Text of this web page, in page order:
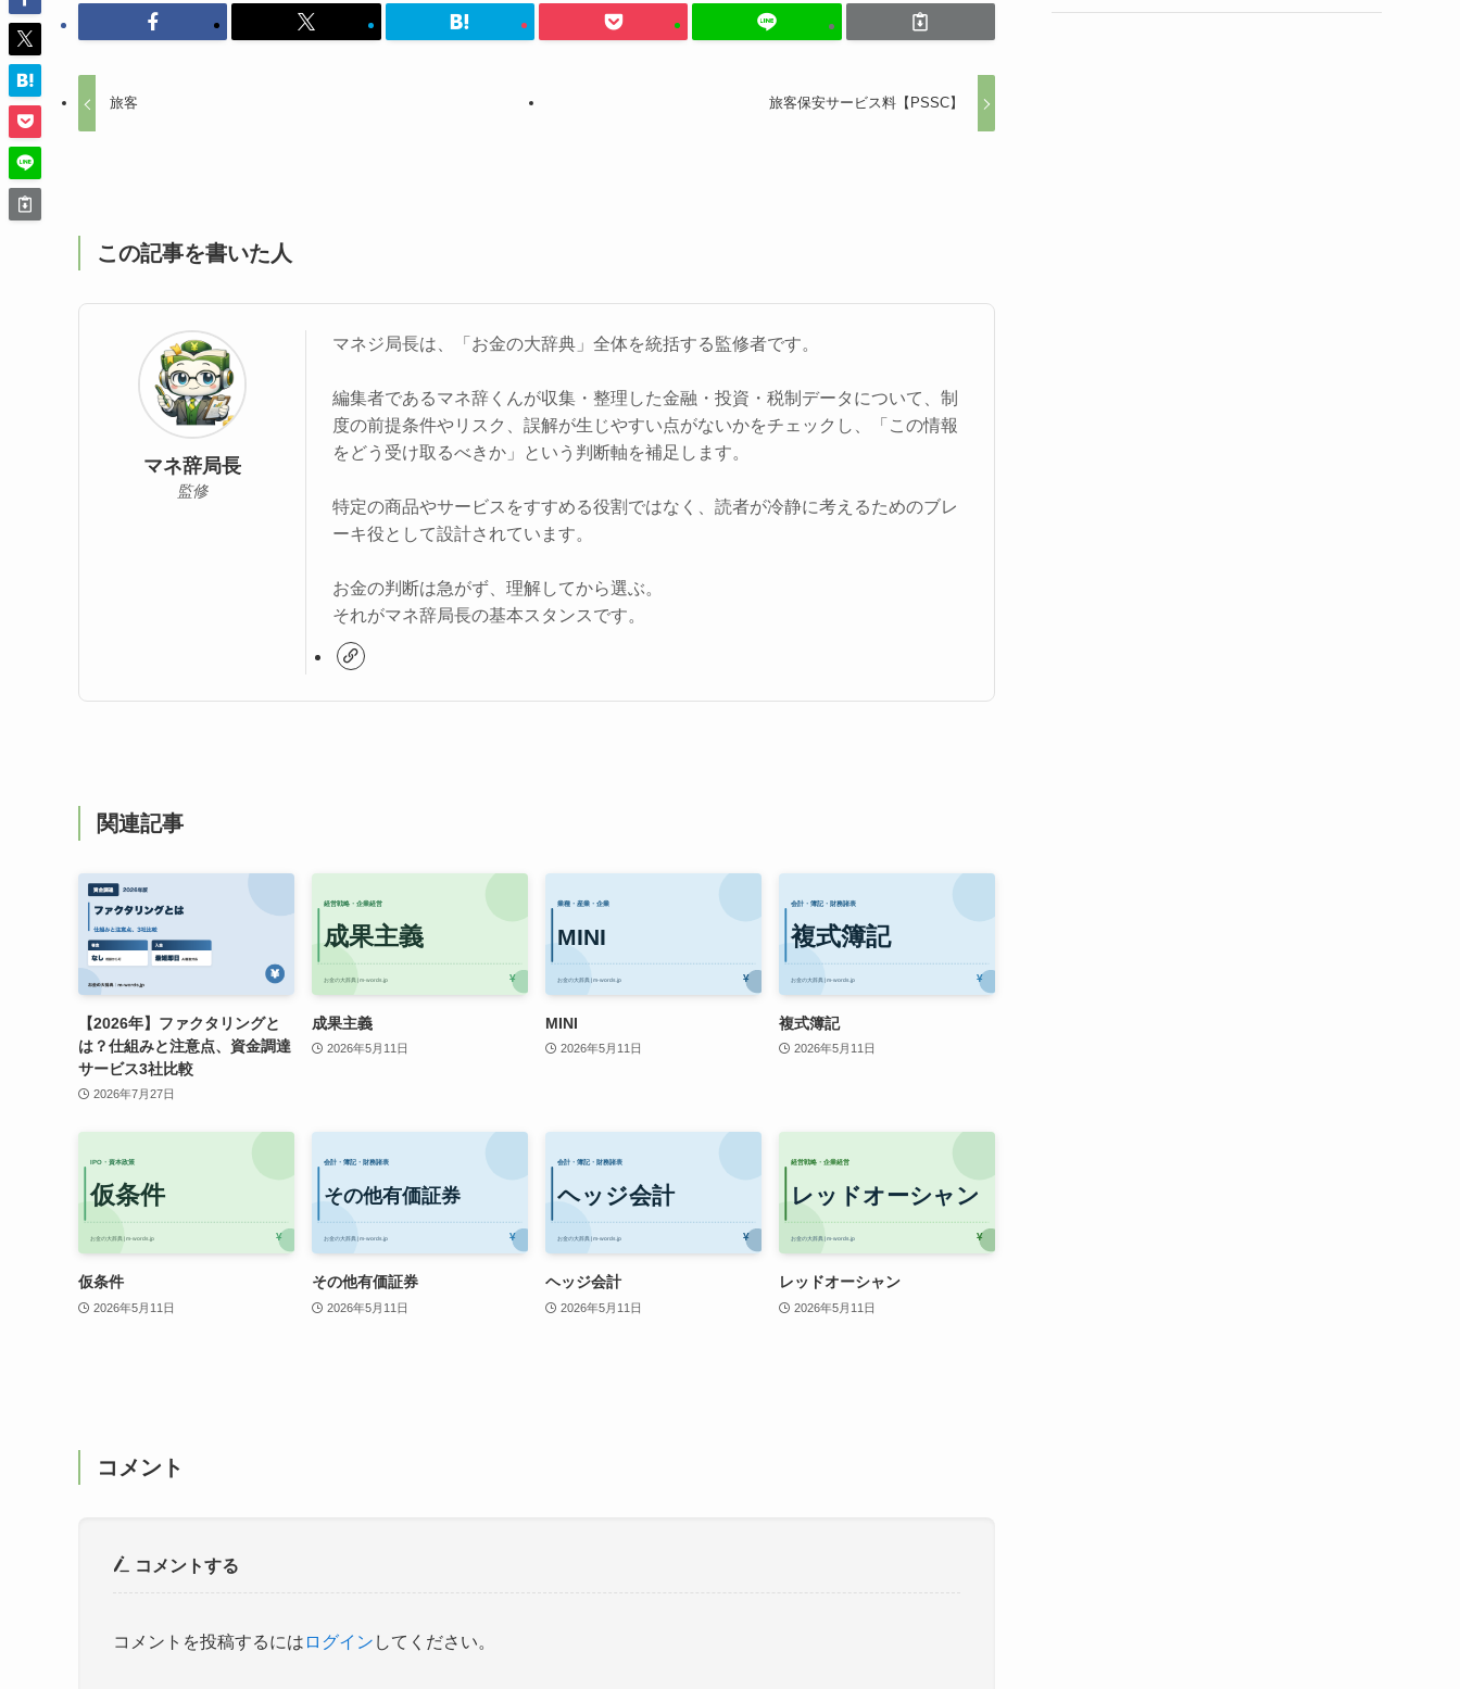
旅客 旅客保安サービス料【PSSC】
この記事を書いた人
マネ辞局長
監修
マネジ局長は、「お金の大辞典」全体を統括する監修者です。
編集者であるマネ辞くんが収集・整理した金融・投資・税制データについて、制
度の前提条件やリスク、誤解が生じやすい点がないかをチェックし、「この情報
をどう受け取るべきか」という判断軸を補足します。
特定の商品やサービスをすすめる役割ではなく、読者が冷静に考えるためのブレ
ーキ役として設計されています。
お金の判断は急がず、理解してから選ぶ。
それがマネ辞局長の基本スタンスです。
関連記事
【2026年】ファクタリングと
は？仕組みと注意点、資金調達
サービス3社比較
2026年7月27日
成果主義
2026年5月11日
MINI
2026年5月11日
複式簿記
2026年5月11日
仮条件
2026年5月11日
その他有価証券
2026年5月11日
ヘッジ会計
2026年5月11日
レッドオーシャン
2026年5月11日
コメント
コメントする
コメントを投稿するには ログイン してください。